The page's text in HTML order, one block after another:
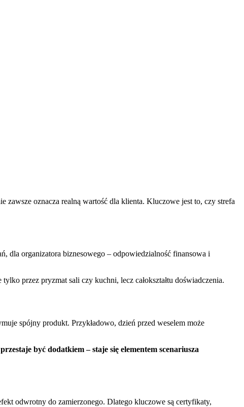
zawsze oznacza realną wartość dla klienta. Kluczowe jest to, czy strefa
dla organizatora biznesowego – odpowiedzialność finansowa i
przez pryzmat sali czy kuchni, lecz całokształtu doświadczenia.
spójny produkt. Przykładowo, dzień przed weselem może
być dodatkiem – staje się elementem scenariusza
odwrotny do zamierzonego. Dlatego kluczowe są certyfikaty,